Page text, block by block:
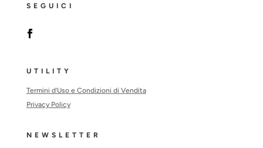
SEGUICI
UTILITY
Termini d’Uso e Condizioni di Vendita
Privacy Policy
NEWSLETTER